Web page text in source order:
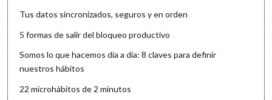
Tus datos sincronizados, seguros y en orden
5 formas de salir del bloqueo productivo
Somos lo que hacemos día a día: 8 claves para definir
nuestros hábitos
22 microhábitos de 2 minutos